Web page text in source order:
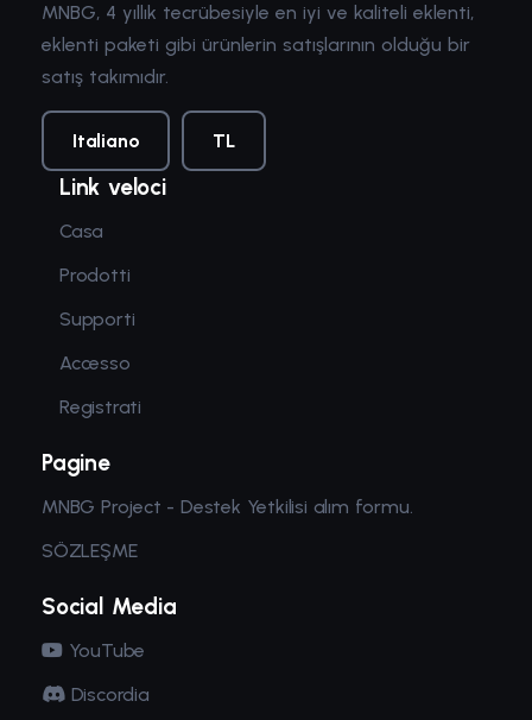
MNBG, 4 yıllık tecrübesiyle en iyi ve kaliteli eklenti,
eklenti paketi gibi ürünlerin satışlarının olduğu bir
satış takımıdır.
Italiano TL
Link veloci
Casa
Prodotti
Supporti
Accesso
Registrati
Pagine
MNBG Project - Destek Yetkilisi alım formu.
SÖZLEŞME
Social Media
YouTube
Discordia